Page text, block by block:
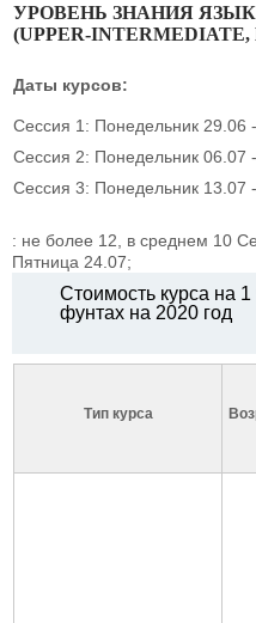
УРОВЕНЬ ЗНАНИЯ
(UPPER-INTERMEDIATE,
Даты курсов:
Сессия 1: Понедельник 29.06
Сессия 2: Понедельник 06.07
Сессия 3: Понедельник 13.07
: не более 12, в среднем 10
Пятница 24.07;
Стоимость курса на 1
фунтах на 2020 год
Тип курса